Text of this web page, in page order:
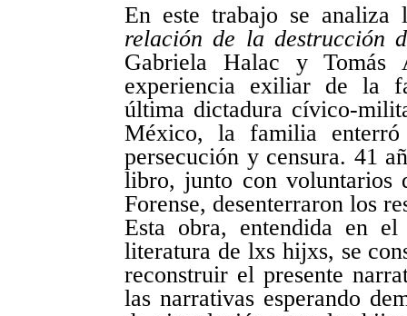
En este trabajo se analiza
relación de la destrucción
Gabriela Halac y Tomás
experiencia exiliar de la
última dictadura cívico-
México, la familia
persecución y censura. 41
libro, junto con voluntarios
Forense, desenterraron los
Esta obra, entendida en
literatura de lxs hijxs, se
reconstruir el presente
las narrativas esperando